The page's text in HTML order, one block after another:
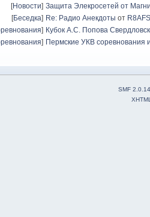
[Новости] Защита Элекросетей от
[Беседка] Re: Радио Анекдоты от R8AFS
] Кубок А.С. Попова
] Пермские УКВ соревнования
SMF 2.0.14